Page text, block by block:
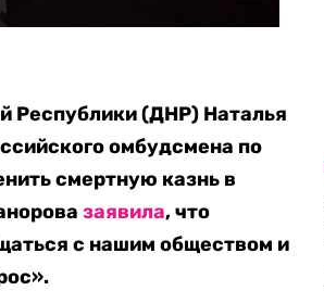
Республики (ДНР) Наталья
омбудсмена по
смертную казнь в
заявила, что
с нашим обществом и